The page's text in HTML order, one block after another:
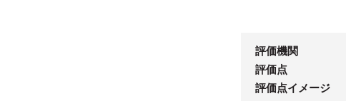
評価機関
評価点
評価点イメージ